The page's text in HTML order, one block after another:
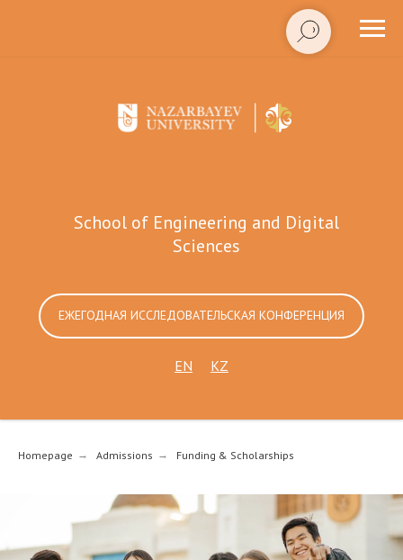
School of Engineering and Digital
Sciences
ЕЖЕГОДНАЯ ИССЛЕДОВАТЕЛЬСКАЯ КОНФЕРЕНЦИЯ
EN KZ
Homepage → Admissions → Funding & Scholarships